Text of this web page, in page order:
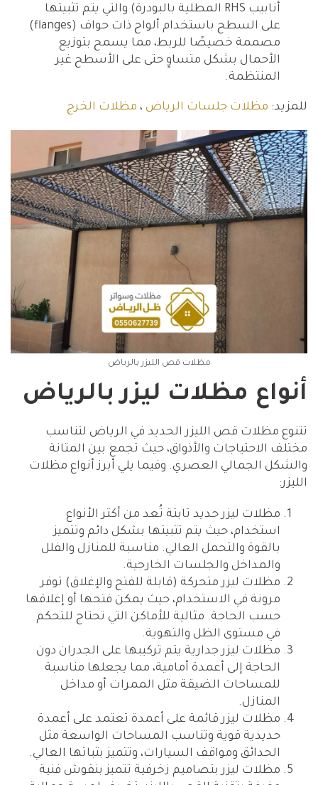
أنابيب RHS المطلية بالبودرة) والتي يتم تثبيتها
على السطح باستخدام ألواح ذات حواف (flanges)
مصممة خصيصًا للربط، مما يسمح بتوزيع
الأحمال بشكل متساوٍ حتى على الأسطح غير
المنتظمة.
للمزيد: مظلات جلسات الرياض ، مظلات الخرج
مظلات قص الليزر بالرياض
أنواع مظلات ليزر بالرياض
تتنوع مظلات قص الليزر الحديد في الرياض لتناسب
مختلف الاحتياجات والأذواق، حيث تجمع بين المتانة
والشكل الجمالي العصري. وفيما يلي أبرز أنواع مظلات
الليزر:
مظلات ليزر حديد ثابتة تُعد من أكثر الأنواع
استخدام، حيث يتم تثبيتها بشكل دائم وتتميز
بالقوة والتحمل العالي. مناسبة للمنازل والفلل
والمداخل والجلسات الخارجية.
مظلات ليزر متحركة (قابلة للفتح والإغلاق) توفر
مرونة في الاستخدام، حيث يمكن فتحها أو إغلاقها
حسب الحاجة. مثالية للأماكن التي تحتاج للتحكم
في مستوى الظل والتهوية.
مظلات ليزر جدارية يتم تركيبها على الجدران دون
الحاجة إلى أعمدة أمامية، مما يجعلها مناسبة
للمساحات الضيقة مثل الممرات أو مداخل
المنازل.
مظلات ليزر قائمة على أعمدة تعتمد على أعمدة
حديدية قوية وتناسب المساحات الواسعة مثل
الحدائق ومواقف السيارات، وتتميز بثباتها العالي.
مظلات ليزر بتصاميم زخرفية تتميز بنقوش فنية